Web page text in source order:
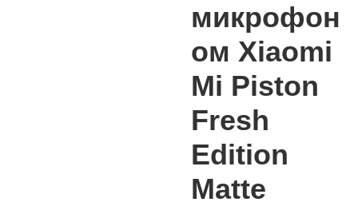
микрофон
ом Xiaomi
Mi Piston
Fresh
Edition
Matte